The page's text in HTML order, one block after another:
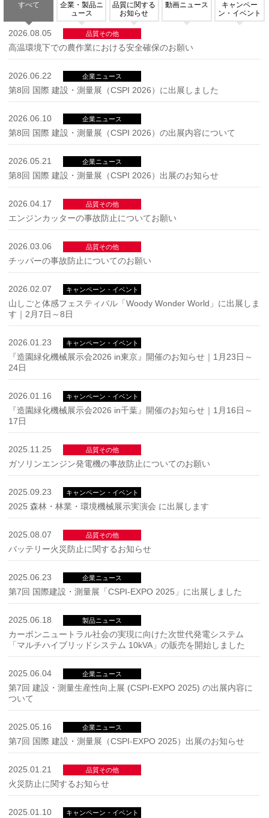
すべて
企業・製品ニ
ュース
品質に関する
お知らせ
動画ニュース
キャンペー
ン・イベント
2026.08.05 品質その他
高温環境下での農作業における安全確保のお願い
2026.06.22 企業ニュース
第8回 国際 建設・測量展（CSPI 2026）に出展しました
2026.06.10 企業ニュース
第8回 国際 建設・測量展（CSPI 2026）の出展内容について
2026.05.21 企業ニュース
第8回 国際 建設・測量展（CSPI 2026）出展のお知らせ
2026.04.17 品質その他
エンジンカッターの事故防止についてお願い
2026.03.06 品質その他
チッパーの事故防止についてのお願い
2026.02.07 キャンペーン・イベント
山しごと体感フェスティバル「Woody Wonder World」に出展しま
す｜2月7日～8日
2026.01.23 キャンペーン・イベント
『造園緑化機械展示会2026 in東京』開催のお知らせ｜1月23日～
24日
2026.01.16 キャンペーン・イベント
『造園緑化機械展示会2026 in千葉』開催のお知らせ｜1月16日～
17日
2025.11.25 品質その他
ガソリンエンジン発電機の事故防止についてのお願い
2025.09.23 キャンペーン・イベント
2025 森林・林業・環境機械展示実演会 に出展します
2025.08.07 品質その他
バッテリー火災防止に関するお知らせ
2025.06.23 企業ニュース
第7回 国際建設・測量展「CSPI-EXPO 2025」に出展しました
2025.06.18 製品ニュース
カーボンニュートラル社会の実現に向けた次世代発電システム
「マルチハイブリッドシステム 10kVA」の販売を開始しました
2025.06.04 企業ニュース
第7回 建設・測量生産性向上展 (CSPI-EXPO 2025) の出展内容に
ついて
2025.05.16 企業ニュース
第7回 国際 建設・測量展（CSPI-EXPO 2025）出展のお知らせ
2025.01.21 品質その他
火災防止に関するお知らせ
2025.01.10 キャンペーン・イベント